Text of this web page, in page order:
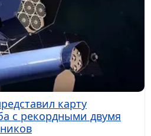
карту
с рекордными двумя